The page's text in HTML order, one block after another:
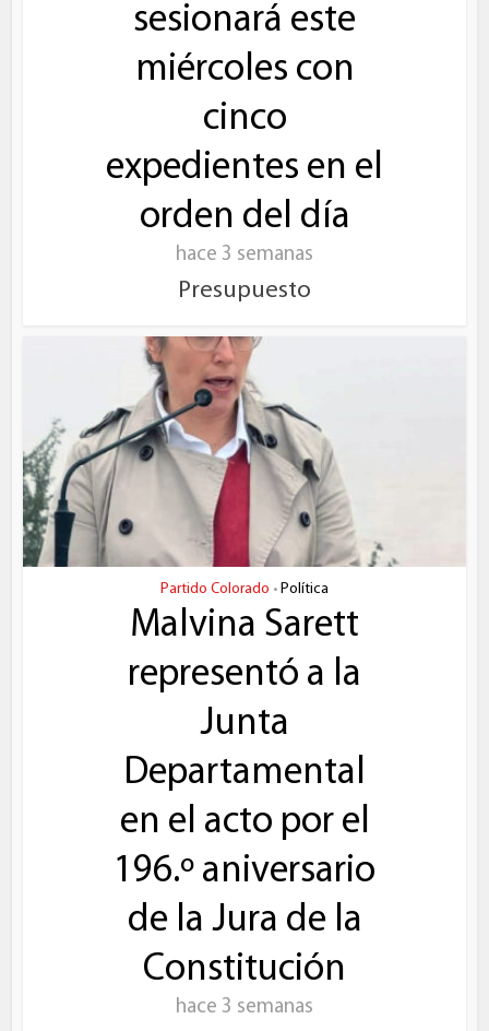
sesionará este
miércoles con
cinco
expedientes en el
orden del día
hace 3 semanas
Presupuesto
Partido Colorado • Política
Malvina Sarett
representó a la
Junta
Departamental
en el acto por el
196.º aniversario
de la Jura de la
Constitución
hace 3 semanas